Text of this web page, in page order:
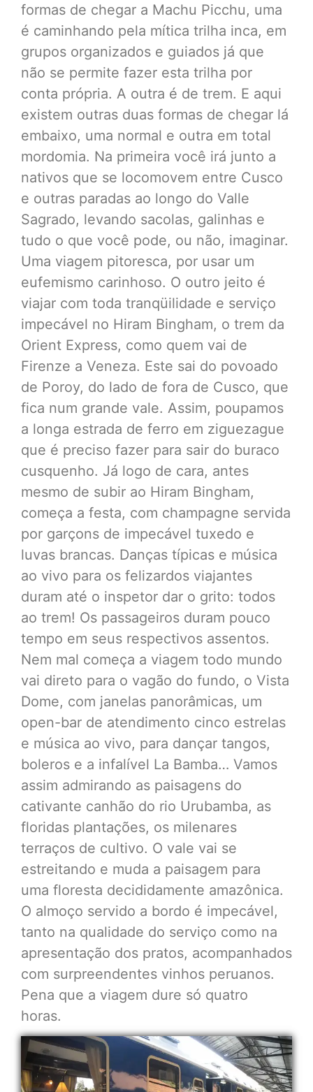
formas de chegar a Machu Picchu, uma
é caminhando pela mítica trilha inca, em
grupos organizados e guiados já que
não se permite fazer esta trilha por
conta própria. A outra é de trem. E aqui
existem outras duas formas de chegar lá
embaixo, uma normal e outra em total
mordomia. Na primeira você irá junto a
nativos que se locomovem entre Cusco
e outras paradas ao longo do Valle
Sagrado, levando sacolas, galinhas e
tudo o que você pode, ou não, imaginar.
Uma viagem pitoresca, por usar um
eufemismo carinhoso. O outro jeito é
viajar com toda tranqüilidade e serviço
impecável no Hiram Bingham, o trem da
Orient Express, como quem vai de
Firenze a Veneza. Este sai do povoado
de Poroy, do lado de fora de Cusco, que
fica num grande vale. Assim, poupamos
a longa estrada de ferro em ziguezague
que é preciso fazer para sair do buraco
cusquenho. Já logo de cara, antes
mesmo de subir ao Hiram Bingham,
começa a festa, com champagne servida
por garçons de impecável tuxedo e
luvas brancas. Danças típicas e música
ao vivo para os felizardos viajantes
duram até o inspetor dar o grito: todos
ao trem! Os passageiros duram pouco
tempo em seus respectivos assentos.
Nem mal começa a viagem todo mundo
vai direto para o vagão do fundo, o Vista
Dome, com janelas panorâmicas, um
open-bar de atendimento cinco estrelas
e música ao vivo, para dançar tangos,
boleros e a infalível La Bamba… Vamos
assim admirando as paisagens do
cativante canhão do rio Urubamba, as
floridas plantações, os milenares
terraços de cultivo. O vale vai se
estreitando e muda a paisagem para
uma floresta decididamente amazônica.
O almoço servido a bordo é impecável,
tanto na qualidade do serviço como na
apresentação dos pratos, acompanhados
com surpreendentes vinhos peruanos.
Pena que a viagem dure só quatro
horas.